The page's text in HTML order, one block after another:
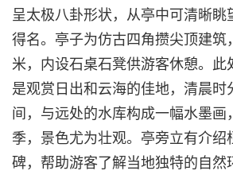
呈太极八卦形状，从亭中可清晰眺
得名。亭子为仿古四角攒尖顶建筑
米，内设石桌石凳供游客休憩。此
是观赏日出和云海的佳地，清晨时
间，与远处的水库构成一幅水墨画
季，景色尤为壮观。亭旁立有介绍
碑，帮助游客了解当地独特的自然